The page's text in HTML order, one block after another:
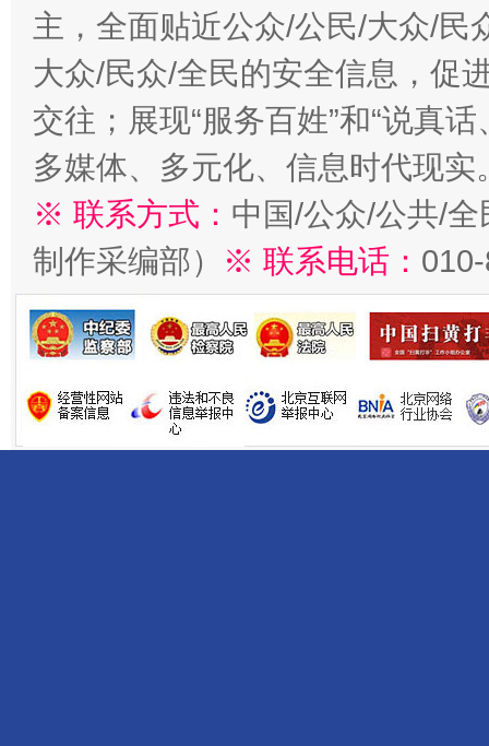
主，全面贴近公众/公民/大众/民
大众/民众/全民的安全信息，促
交往；展现“服务百姓”和“说真
多媒体、多元化、信息时代现实
※ 联系方式： 中国/公众/公共/
制作采编部）
※ 联系电话：